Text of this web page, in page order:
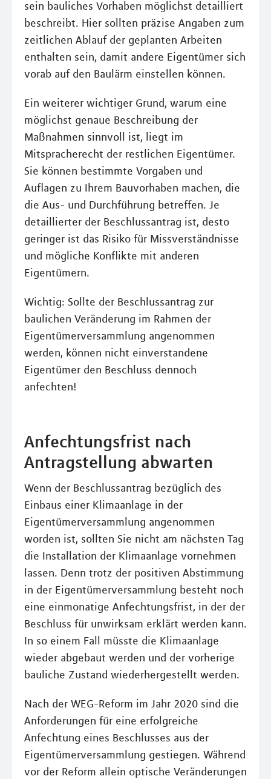
sein bauliches Vorhaben möglichst detailliert
beschreibt. Hier sollten präzise Angaben zum
zeitlichen Ablauf der geplanten Arbeiten
enthalten sein, damit andere Eigentümer sich
vorab auf den Baulärm einstellen können.
Ein weiterer wichtiger Grund, warum eine
möglichst genaue Beschreibung der
Maßnahmen sinnvoll ist, liegt im
Mitspracherecht der restlichen Eigentümer.
Sie können bestimmte Vorgaben und
Auflagen zu Ihrem Bauvorhaben machen, die
die Aus- und Durchführung betreffen. Je
detaillierter der Beschlussantrag ist, desto
geringer ist das Risiko für Missverständnisse
und mögliche Konflikte mit anderen
Eigentümern.
Wichtig: Sollte der Beschlussantrag zur
baulichen Veränderung im Rahmen der
Eigentümerversammlung angenommen
werden, können nicht einverstandene
Eigentümer den Beschluss dennoch
anfechten!
Anfechtungsfrist nach
Antragstellung abwarten
Wenn der Beschlussantrag bezüglich des
Einbaus einer Klimaanlage in der
Eigentümerversammlung angenommen
worden ist, sollten Sie nicht am nächsten Tag
die Installation der Klimaanlage vornehmen
lassen. Denn trotz der positiven Abstimmung
in der Eigentümerversammlung besteht noch
eine einmonatige Anfechtungsfrist, in der der
Beschluss für unwirksam erklärt werden kann.
In so einem Fall müsste die Klimaanlage
wieder abgebaut werden und der vorherige
bauliche Zustand wiederhergestellt werden.
Nach der WEG-Reform im Jahr 2020 sind die
Anforderungen für eine erfolgreiche
Anfechtung eines Beschlusses aus der
Eigentümerversammlung gestiegen. Während
vor der Reform allein optische Veränderungen